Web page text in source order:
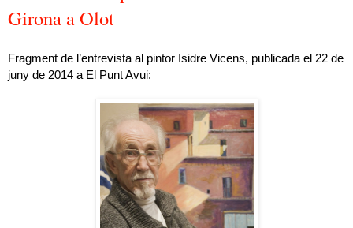
Girona a Olot
Fragment de l’entrevista al pintor Isidre Vicens, publicada el 22 de
juny de 2014 a El Punt Avui: